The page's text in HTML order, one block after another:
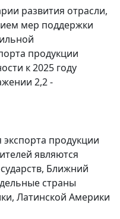
развития отрасли,
мер поддержки
продукции
к 2025 году
2,2 -
продукции
являются
Ближний
страны
Латинской Америки